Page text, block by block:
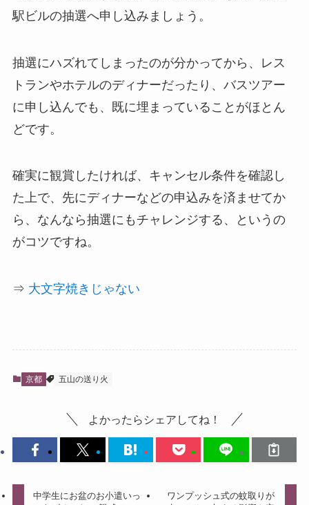
駅ビルの抽選へ申し込みましょう。
抽選にハズれてしまったのが分かってから、レス
トランやホテルのディナーだったり、バスツアー
に申し込んでも、既に埋まっていることがほとん
どです。
確実に観賞したければ、キャンセル条件を確認し
た上で、先にディナーなどの申込みを済ませてか
ら、なんなら抽選にもチャレンジする、というの
がコツですね。
⇒ 大文字焼きじゃない
京都 五山の送り火
よかったらシェアしてね！
中学生にお盆のお小遣いっ
ワンプッシュ式の蚊取りが